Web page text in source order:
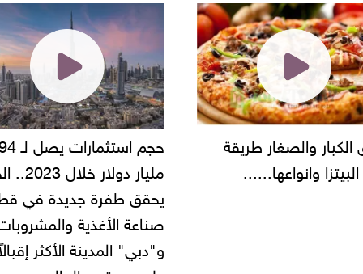
حجم استثمارات يصل لـ 94
"أمن القاهرة" يضبط
شركة مطاعم استولى على
أموال المواطنين بزعم